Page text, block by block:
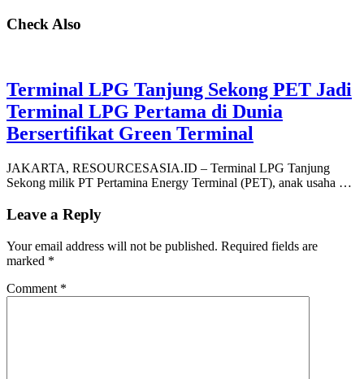
Check Also
Terminal LPG Tanjung Sekong PET Jadi
Terminal LPG Pertama di Dunia
Bersertifikat Green Terminal
JAKARTA, RESOURCESASIA.ID – Terminal LPG Tanjung
Sekong milik PT Pertamina Energy Terminal (PET), anak usaha …
Leave a Reply
Your email address will not be published. Required fields are
marked *
Comment *